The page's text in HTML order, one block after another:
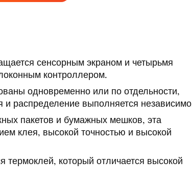
сенсорным экраном и четырьмя
контроллером.
одновременно или по отдельности,
и распределение выполняется
пакетов и бумажных мешков, эта
клея, высокой точностью и высокой
термоклей, который отличается высокой